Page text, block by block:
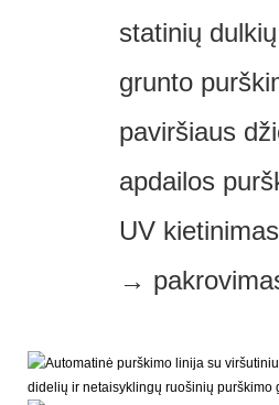
statinių
grunto
paviršiaus
apdailos
UV
→